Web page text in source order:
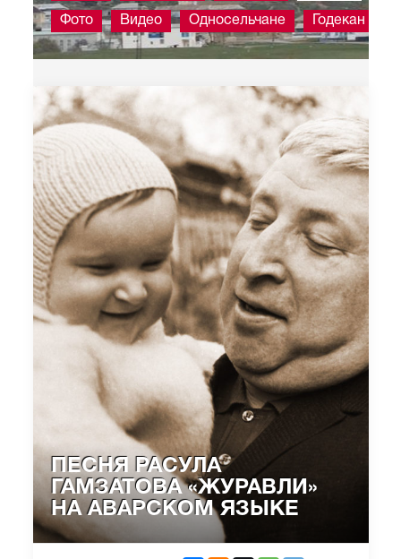
Фото Видео Односельчане Годекан
ПЕСНЯ РАСУЛА
ГАМЗАТОВА «ЖУРАВЛИ»
НА АВАРСКОМ ЯЗЫКЕ